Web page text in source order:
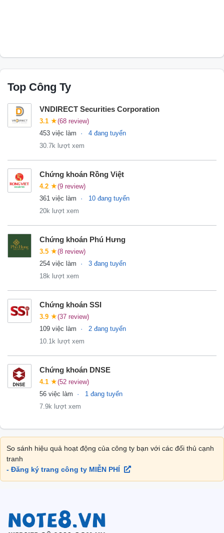
Top Công Ty
VNDIRECT Securities Corporation
3.1 ★(68 review)
453 việc làm
4 đang tuyển
30.7k lượt xem
Chứng khoán Rồng Việt
4.2 ★(9 review)
361 việc làm
10 đang tuyển
20k lượt xem
Chứng khoán Phú Hưng
3.5 ★(8 review)
254 việc làm
3 đang tuyển
18k lượt xem
Chứng khoán SSI
3.9 ★(37 review)
109 việc làm
2 đang tuyển
10.1k lượt xem
Chứng khoán DNSE
4.1 ★(52 review)
56 việc làm
1 đang tuyển
7.9k lượt xem
So sánh hiệu quả hoạt động của công ty bạn với các đối thủ cạnh
tranh
- Đăng ký trang công ty MIỄN PHÍ